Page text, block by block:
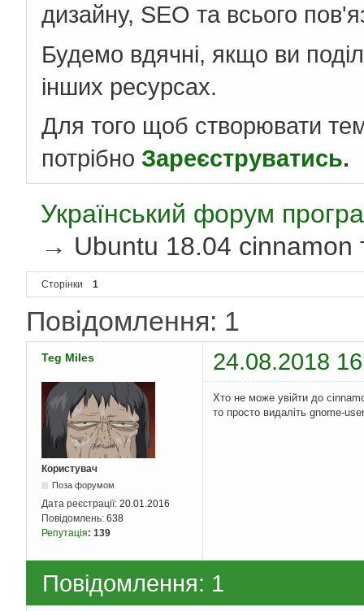
дизайну, SEO та всього
Будемо вдячні, якщо ви
інших ресурсах.
Для того щоб створювати
потрібно Зареєструватись.
Український форум
→ Ubuntu 18.04 cinnamon
Сторінки 1
Повідомлення: 1
Teg Miles 24.08.2018
Користувач
Поза форумом
Дата реєстрації: 20.01.2016
Повідомлень: 638
Репутація: 139
Хто не може увійти до
то просто видаліть gnome-
Повідомлення: 1